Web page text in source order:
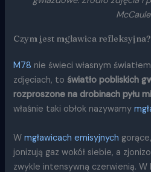
Czym jest mgławica refleksyjna?
M78 nie świeci własnym
zdjęciach, toświatło pobliskich
rozproszone na drobinach pyłu
właśnie taki obłok nazywamy
Wmgławicach emisyjnych
jonizują gaz wokół siebie, a
zwykle intensywną czerwienią.